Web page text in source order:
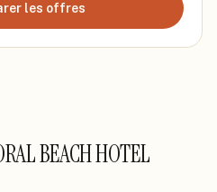
les offres
BEACH HOTEL